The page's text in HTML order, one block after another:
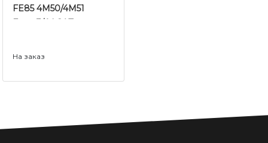
FE85 4M50/4M51
Евро-3/4 | SAT
На заказ